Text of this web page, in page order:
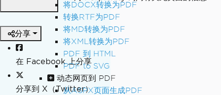
将DOCX转换为PDF
转换RTF为PDF
将MD转换为PDF
将XML转换为PDF
PDF 到 HTML
PDF to SVG
动态网页到 PDF
从ASPX页面生成PDF
分享
在 Facebook 上分享
分享到 X（Twitter）